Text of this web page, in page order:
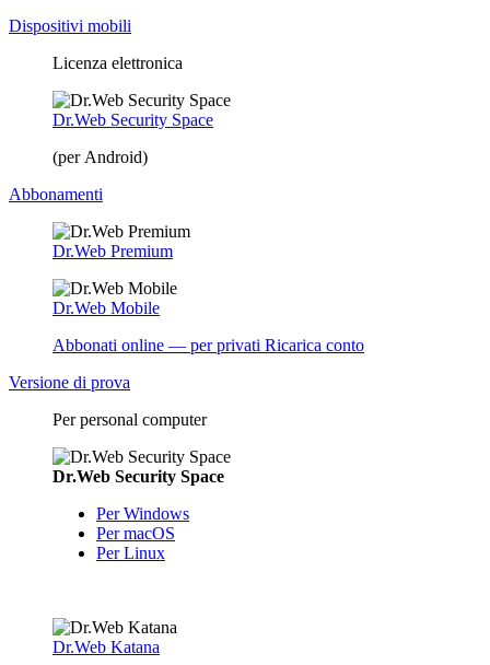
Dispositivi mobili
Licenza elettronica
Dr.Web Security Space
(per Android)
Abbonamenti
Dr.Web Premium
Dr.Web Mobile
Abbonati online — per privati Ricarica conto
Versione di prova
Per personal computer
Dr.Web Security Space
Per Windows
Per macOS
Per Linux
Dr.Web Katana